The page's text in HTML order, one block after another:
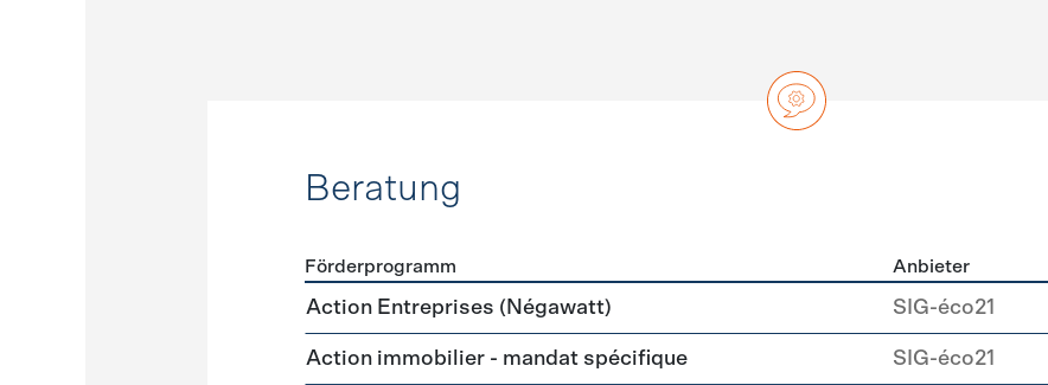
Beratung
Förderprogramme Beratung
Förderprogramm Anbieter
Action Entreprises (Négawatt) SIG-éco21
Action immobilier - mandat spécifique SIG-éco21